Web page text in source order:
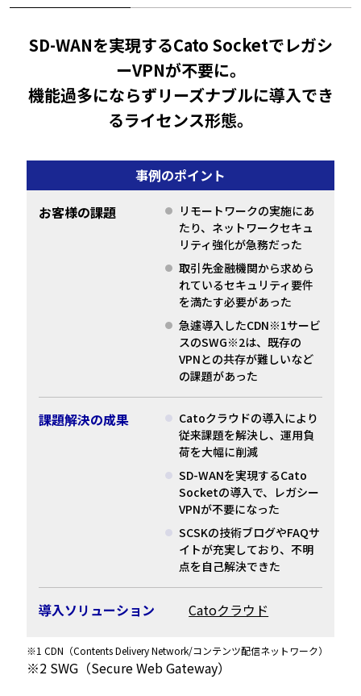
SD-WANを実現するCato Socketでレガシ
ーVPNが不要に。
機能過多にならずリーズナブルに導入でき
るライセンス形態。
事例のポイント
お客様の課題
リモートワークの実施にあ
たり、ネットワークセキュ
リティ強化が急務だった
取引先金融機関から求めら
れているセキュリティ要件
を満たす必要があった
急遽導入したCDN※1サービ
スのSWG※2は、既存の
VPNとの共存が難しいなど
の課題があった
課題解決の成果
Catoクラウドの導入により
従来課題を解決し、運用負
荷を大幅に削減
SD-WANを実現するCato
Socketの導入で、レガシー
VPNが不要になった
SCSKの技術ブログやFAQサ
イトが充実しており、不明
点を自己解決できた
導入ソリューション Catoクラウド
※1 CDN（Contents Delivery Network/コンテンツ配信ネットワーク）
※2 SWG（Secure Web Gateway）